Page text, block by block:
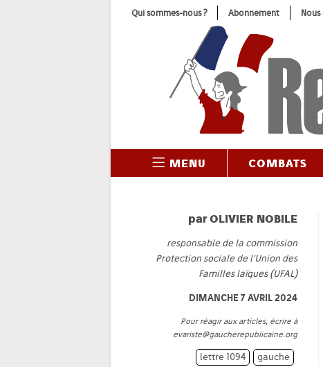
Qui sommes-nous ? Abonnement
MENU COMBATS
parOLIVIER NOBILE
responsable de la commission
Protection sociale de l'Union des
Familles laïques (UFAL)
DIMANCHE 7 AVRIL 2024
Pour réagir aux articles, écrire à
evariste@gaucherepublicaine.org
gauche
lettre 1094